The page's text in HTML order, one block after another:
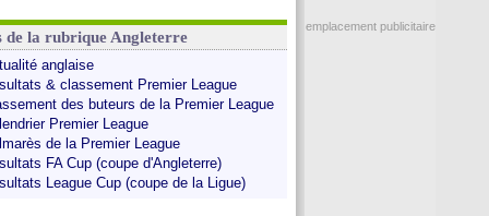
de la rubrique Angleterre
anglaise
& classement Premier League
des buteurs de la Premier League
Premier League
de la Premier League
FA Cup (coupe d'Angleterre)
League Cup (coupe de la Ligue)
emplacement publicitaire